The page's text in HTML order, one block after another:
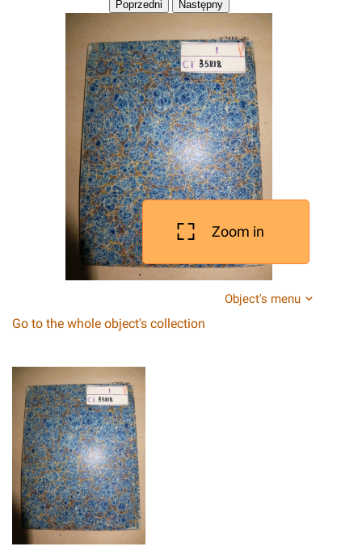
Zoom in
Object's menu
Go to the whole object's collection